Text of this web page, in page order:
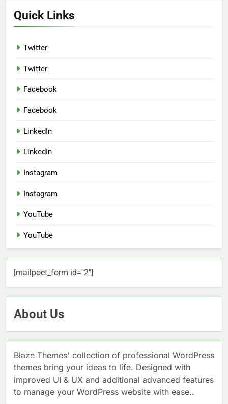
Quick Links
Twitter
Twitter
Facebook
Facebook
LinkedIn
LinkedIn
Instagram
Instagram
YouTube
YouTube
[mailpoet_form id="2"]
About Us
Blaze Themes' collection of professional WordPress
themes bring your ideas to life. Designed with
improved UI & UX and additional advanced features
to manage your WordPress website with ease..